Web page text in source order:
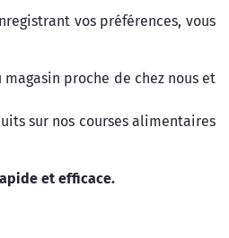
vos préférences, vous
proche de chez nous et
sur nos courses alimentaires
et efficace.